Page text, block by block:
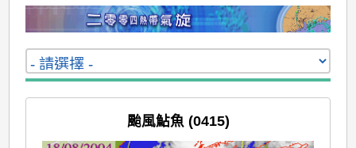
颱風鮎魚 (0415)